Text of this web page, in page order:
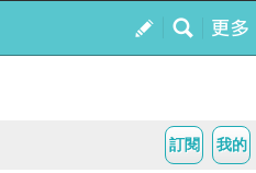
我的
訂閱